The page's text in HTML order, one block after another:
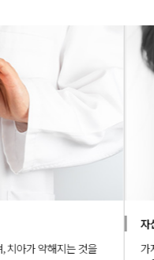
치아가 약해지는 것을
자
가